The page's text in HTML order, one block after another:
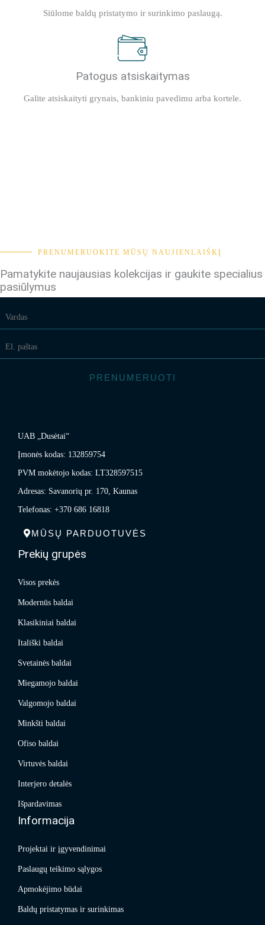
Siūlome baldų pristatymo ir surinkimo paslaugą.
Patogus atsiskaitymas
Galite atsiskaityti grynais, bankiniu pavedimu arba kortele.
PRENUMERUOKITE MŪSŲ NAUJIENLAIŠKĮ
Pamatykite naujausias kolekcijas ir gaukite specialius
pasiūlymus
PRENUMERUOTI
UAB „Dusėtai“
Įmonės kodas: 132859754
PVM mokėtojo kodas: LT328597515
Adresas: Savanorių pr. 170, Kaunas
Telefonas: +370 686 16818
MŪSŲ PARDUOTUVĖS
Prekių grupės
Visos prekės
Modernūs baldai
Klasikiniai baldai
Itališki baldai
Svetainės baldai
Miegamojo baldai
Valgomojo baldai
Minkšti baldai
Ofiso baldai
Virtuvės baldai
Interjero detalės
Išpardavimas
Informacija
Projektai ir įgyvendinimai
Paslaugų teikimo sąlygos
Apmokėjimo būdai
Baldų pristatymas ir surinkimas